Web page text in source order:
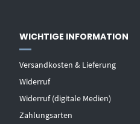
WICHTIGE INFORMATION
Versandkosten & Lieferung
Widerruf
Widerruf (digitale Medien)
Zahlungsarten